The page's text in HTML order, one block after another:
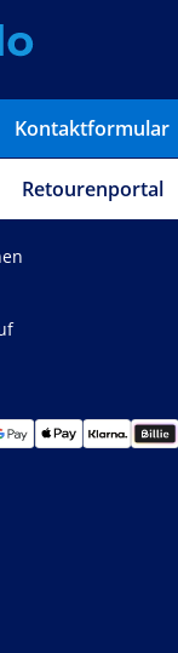
Kontaktformular
Retourenportal